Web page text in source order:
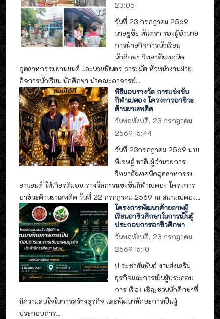
23:05
วันที่ 23 กรกฎาคม 2569
นายชูชัย หันตรา รองผู้อำนวย
การฝ่ายกิจการนักเรียน
นักศึกษา วิทยาลัยเทคนิค
อุตสาหกรรมยานยนต์ และนายพิเนตร ธาระมัต หัวหน้างานฝ่าย
กิจการนักเรียน นักศึกษา นำคณะอาจารย์...
พิธีมอบรางวัล การแข่งขัน
กีฬาเปตอง โครงการอาชีวะ
ต้านยาเสพติด
วันพฤหัสบดี, 23 กรกฎาคม
2569 15:44
วันที่ 23กรกฎาคม 2569 นาย
พิเชษฐ์ หาดี ผู้อำนวยการ
วิทยาลัยเทคนิคอุตสาหกรรม
ยานยนต์ ให้เกียรติมอบ รางวัลการแข่งขันกีฬาเปตอง โครงการ
อาชีวะต้านยาเสพติด วันที่ 22 กรกฎาคม 2569 ณ สนามเปตอง...
โครงการพัฒนาศักยภาพผู้
เรียนอาชีวศึกษาในการเป็นผู้
ประกอบการอาชีวศึกษา
วันพฤหัสบดี, 23 กรกฎาคม
2569 15:10
ป ระชาสัมพันธ์ งานส่งเสริม
ธุรกิจและการเป็นผู้ประกอบ
การ เรื่อง เชิญชวนนักศึกษาที่
มีความสนใจในการสร้างธุรกิจ และพัฒนาทักษะการเป็นผู้
ประกอบการ...